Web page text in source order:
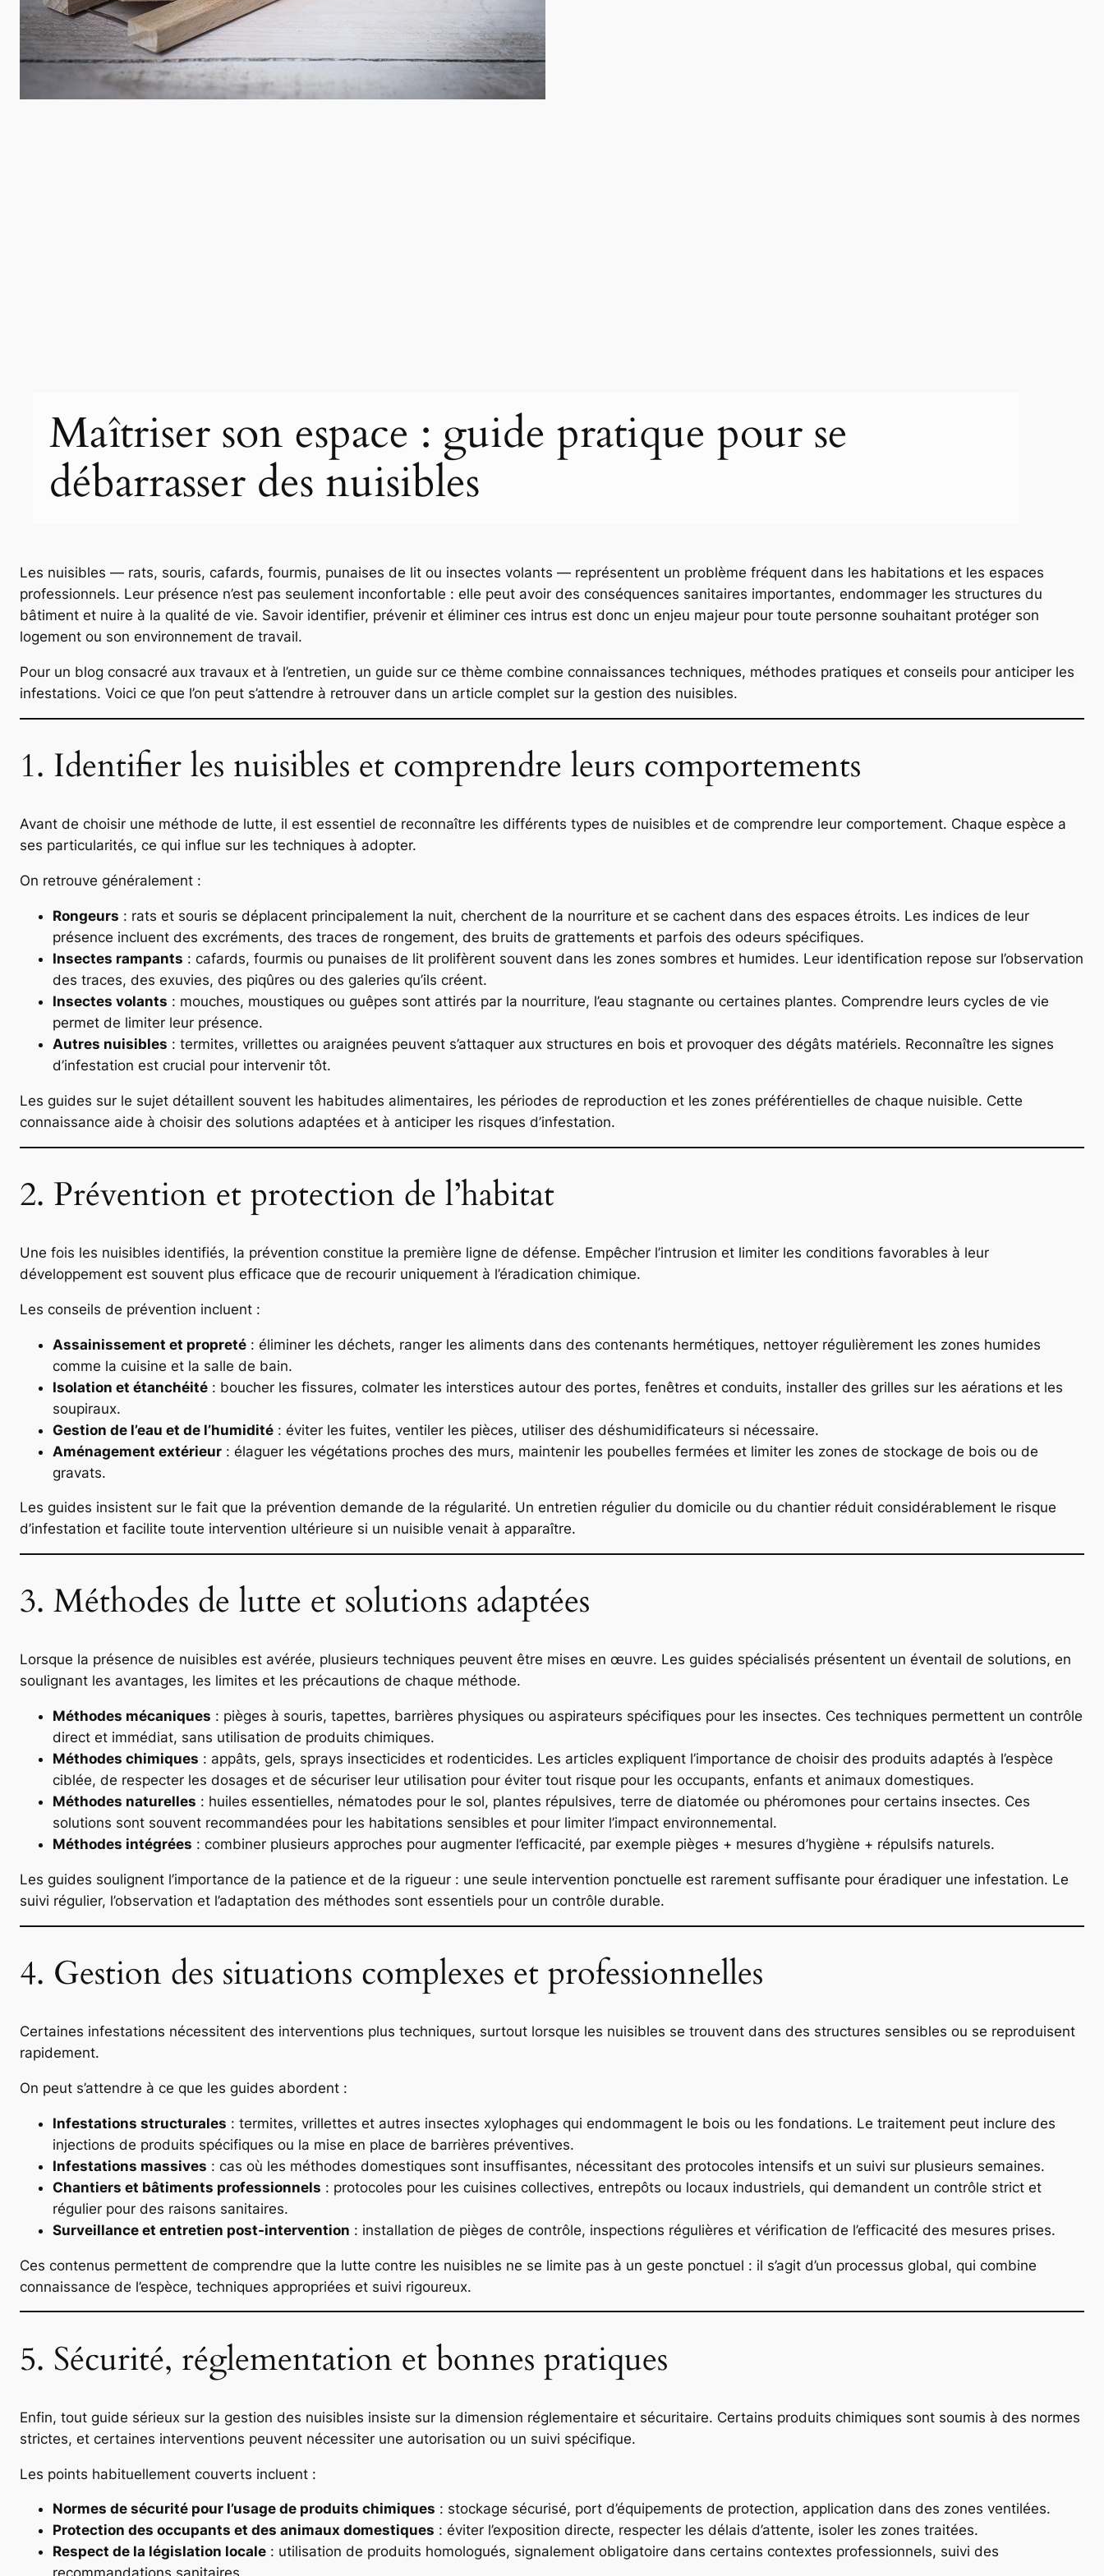
Maîtriser son espace : guide pratique pour se
débarrasser des nuisibles
Les nuisibles — rats, souris, cafards, fourmis, punaises de lit ou insectes volants — représentent un problème fréquent dans les habitations et les espaces
professionnels. Leur présence n’est pas seulement inconfortable : elle peut avoir des conséquences sanitaires importantes, endommager les structures du
bâtiment et nuire à la qualité de vie. Savoir identifier, prévenir et éliminer ces intrus est donc un enjeu majeur pour toute personne souhaitant protéger son
logement ou son environnement de travail.
Pour un blog consacré aux travaux et à l’entretien, un guide sur ce thème combine connaissances techniques, méthodes pratiques et conseils pour anticiper les
infestations. Voici ce que l’on peut s’attendre à retrouver dans un article complet sur la gestion des nuisibles.
1. Identifier les nuisibles et comprendre leurs comportements
Avant de choisir une méthode de lutte, il est essentiel de reconnaître les différents types de nuisibles et de comprendre leur comportement. Chaque espèce a
ses particularités, ce qui influe sur les techniques à adopter.
On retrouve généralement :
Rongeurs : rats et souris se déplacent principalement la nuit, cherchent de la nourriture et se cachent dans des espaces étroits. Les indices de leur
présence incluent des excréments, des traces de rongement, des bruits de grattements et parfois des odeurs spécifiques.
Insectes rampants : cafards, fourmis ou punaises de lit prolifèrent souvent dans les zones sombres et humides. Leur identification repose sur l’observation
des traces, des exuvies, des piqûres ou des galeries qu’ils créent.
Insectes volants : mouches, moustiques ou guêpes sont attirés par la nourriture, l’eau stagnante ou certaines plantes. Comprendre leurs cycles de vie
permet de limiter leur présence.
Autres nuisibles : termites, vrillettes ou araignées peuvent s’attaquer aux structures en bois et provoquer des dégâts matériels. Reconnaître les signes
d’infestation est crucial pour intervenir tôt.
Les guides sur le sujet détaillent souvent les habitudes alimentaires, les périodes de reproduction et les zones préférentielles de chaque nuisible. Cette
connaissance aide à choisir des solutions adaptées et à anticiper les risques d’infestation.
2. Prévention et protection de l’habitat
Une fois les nuisibles identifiés, la prévention constitue la première ligne de défense. Empêcher l’intrusion et limiter les conditions favorables à leur
développement est souvent plus efficace que de recourir uniquement à l’éradication chimique.
Les conseils de prévention incluent :
Assainissement et propreté : éliminer les déchets, ranger les aliments dans des contenants hermétiques, nettoyer régulièrement les zones humides
comme la cuisine et la salle de bain.
Isolation et étanchéité : boucher les fissures, colmater les interstices autour des portes, fenêtres et conduits, installer des grilles sur les aérations et les
soupiraux.
Gestion de l’eau et de l’humidité : éviter les fuites, ventiler les pièces, utiliser des déshumidificateurs si nécessaire.
Aménagement extérieur : élaguer les végétations proches des murs, maintenir les poubelles fermées et limiter les zones de stockage de bois ou de
gravats.
Les guides insistent sur le fait que la prévention demande de la régularité. Un entretien régulier du domicile ou du chantier réduit considérablement le risque
d’infestation et facilite toute intervention ultérieure si un nuisible venait à apparaître.
3. Méthodes de lutte et solutions adaptées
Lorsque la présence de nuisibles est avérée, plusieurs techniques peuvent être mises en œuvre. Les guides spécialisés présentent un éventail de solutions, en
soulignant les avantages, les limites et les précautions de chaque méthode.
Méthodes mécaniques : pièges à souris, tapettes, barrières physiques ou aspirateurs spécifiques pour les insectes. Ces techniques permettent un contrôle
direct et immédiat, sans utilisation de produits chimiques.
Méthodes chimiques : appâts, gels, sprays insecticides et rodenticides. Les articles expliquent l’importance de choisir des produits adaptés à l’espèce
ciblée, de respecter les dosages et de sécuriser leur utilisation pour éviter tout risque pour les occupants, enfants et animaux domestiques.
Méthodes naturelles : huiles essentielles, nématodes pour le sol, plantes répulsives, terre de diatomée ou phéromones pour certains insectes. Ces
solutions sont souvent recommandées pour les habitations sensibles et pour limiter l’impact environnemental.
Méthodes intégrées : combiner plusieurs approches pour augmenter l’efficacité, par exemple pièges + mesures d’hygiène + répulsifs naturels.
Les guides soulignent l’importance de la patience et de la rigueur : une seule intervention ponctuelle est rarement suffisante pour éradiquer une infestation. Le
suivi régulier, l’observation et l’adaptation des méthodes sont essentiels pour un contrôle durable.
4. Gestion des situations complexes et professionnelles
Certaines infestations nécessitent des interventions plus techniques, surtout lorsque les nuisibles se trouvent dans des structures sensibles ou se reproduisent
rapidement.
On peut s’attendre à ce que les guides abordent :
Infestations structurales : termites, vrillettes et autres insectes xylophages qui endommagent le bois ou les fondations. Le traitement peut inclure des
injections de produits spécifiques ou la mise en place de barrières préventives.
Infestations massives : cas où les méthodes domestiques sont insuffisantes, nécessitant des protocoles intensifs et un suivi sur plusieurs semaines.
Chantiers et bâtiments professionnels : protocoles pour les cuisines collectives, entrepôts ou locaux industriels, qui demandent un contrôle strict et
régulier pour des raisons sanitaires.
Surveillance et entretien post-intervention : installation de pièges de contrôle, inspections régulières et vérification de l’efficacité des mesures prises.
Ces contenus permettent de comprendre que la lutte contre les nuisibles ne se limite pas à un geste ponctuel : il s’agit d’un processus global, qui combine
connaissance de l’espèce, techniques appropriées et suivi rigoureux.
5. Sécurité, réglementation et bonnes pratiques
Enfin, tout guide sérieux sur la gestion des nuisibles insiste sur la dimension réglementaire et sécuritaire. Certains produits chimiques sont soumis à des normes
strictes, et certaines interventions peuvent nécessiter une autorisation ou un suivi spécifique.
Les points habituellement couverts incluent :
Normes de sécurité pour l’usage de produits chimiques : stockage sécurisé, port d’équipements de protection, application dans des zones ventilées.
Protection des occupants et des animaux domestiques : éviter l’exposition directe, respecter les délais d’attente, isoler les zones traitées.
Respect de la législation locale : utilisation de produits homologués, signalement obligatoire dans certains contextes professionnels, suivi des